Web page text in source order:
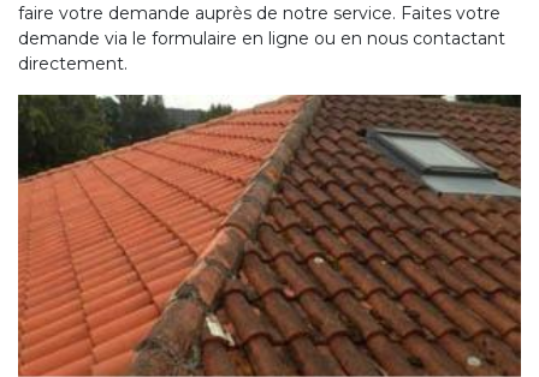
faire votre demande auprès de notre service. Faites votre
demande via le formulaire en ligne ou en nous contactant
directement.